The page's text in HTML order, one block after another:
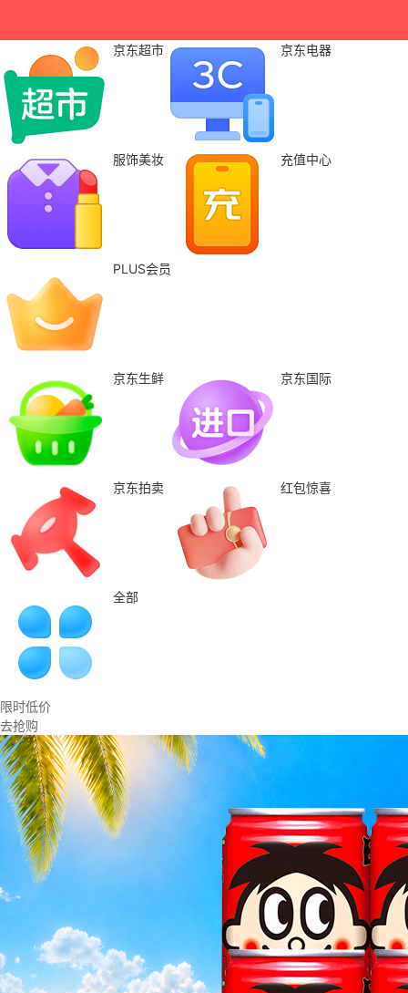
京东超市 京东电器
服饰美妆 充值中心
PLUS会员
京东生鲜 京东国际
京东拍卖 红包惊喜
全部
限时低价
去抢购